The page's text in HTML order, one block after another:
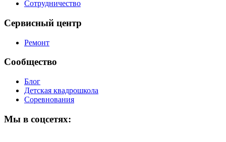
Сотрудничество
Сервисный центр
Ремонт
Сообщество
Блог
Детская квадрошкола
Соревнования
Мы в соцсетях: